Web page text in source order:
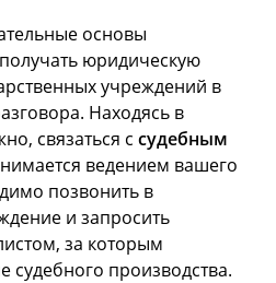
основы
юридическую
учреждений в
Находясь в
связаться с судебным
ведением вашего
позвонить в
и запросить
за которым
судебного производства.